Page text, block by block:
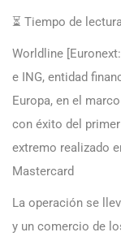
⏳ Tiempo de
Worldline
e ING, entidad
Europa, en el
con éxito del
extremo realizado
Mastercard
La operación se
y un comercio de